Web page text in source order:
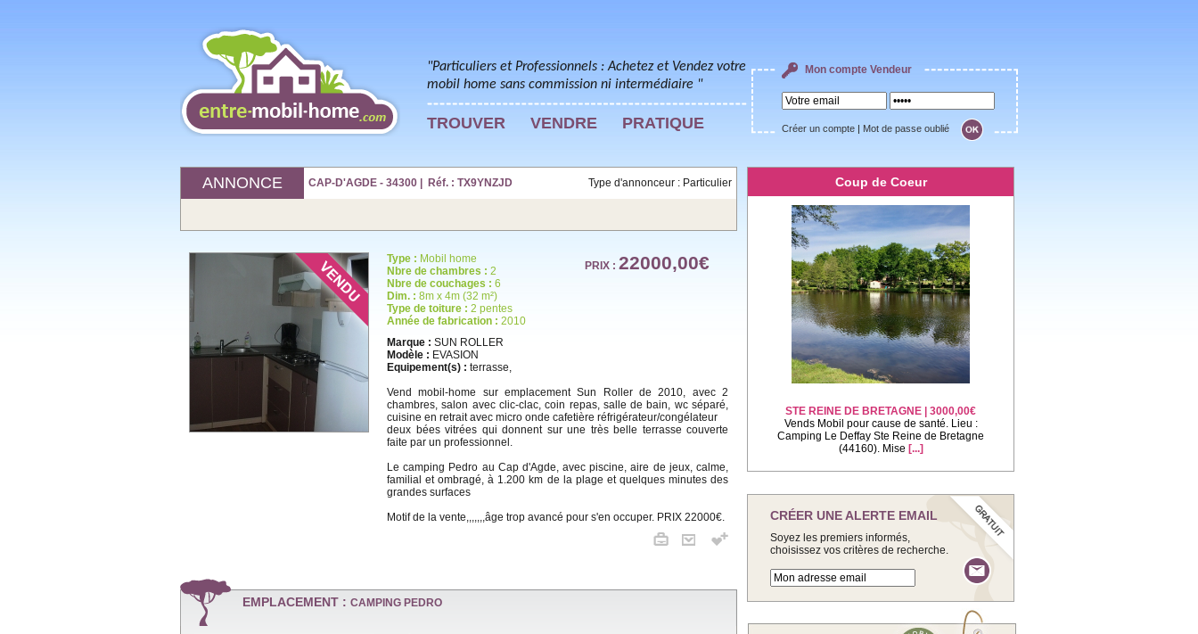
"Particuliers et Professionnels : Achetez et Vendez votre
mobil home sans commission ni intermédiaire "
TROUVER VENDRE PRATIQUE
Mon compte Vendeur
Créer un compte Mot de passe oublié
ANNONCE CAP-D'AGDE - 34300 | Réf. : TX9YNZJD Type d'annonceur : Particulier
Type : Mobil home
Nbre de chambres : 2
Nbre de couchages : 6
Dim. : 8m x 4m (32 m²)
Type de toiture : 2 pentes
Année de fabrication : 2010
PRIX : 22000,00€
Marque : SUN ROLLER
Modèle : EVASION
Equipement(s) : terrasse,
Vend mobil-home sur emplacement Sun Roller de 2010, avec 2
chambres, salon avec clic-clac, coin repas, salle de bain, wc séparé,
cuisine en retrait avec micro onde cafetière réfrigérateur/congélateur
deux bées vitrées qui donnent sur une très belle terrasse couverte
faite par un professionnel.
Le camping Pedro au Cap d'Agde, avec piscine, aire de jeux, calme,
familial et ombragé, à 1.200 km de la plage et quelques minutes des
grandes surfaces
Motif de la vente,,,,,,,âge trop avancé pour s'en occuper. PRIX 22000€.
EMPLACEMENT : CAMPING PEDRO
Coup de Coeur
STE REINE DE BRETAGNE | 3000,00€
Vends Mobil pour cause de santé. Lieu :
Camping Le Deffay Ste Reine de Bretagne
(44160). Mise [...]
CRÉER UNE ALERTE EMAIL
Soyez les premiers informés,
choisissez vos critères de recherche.